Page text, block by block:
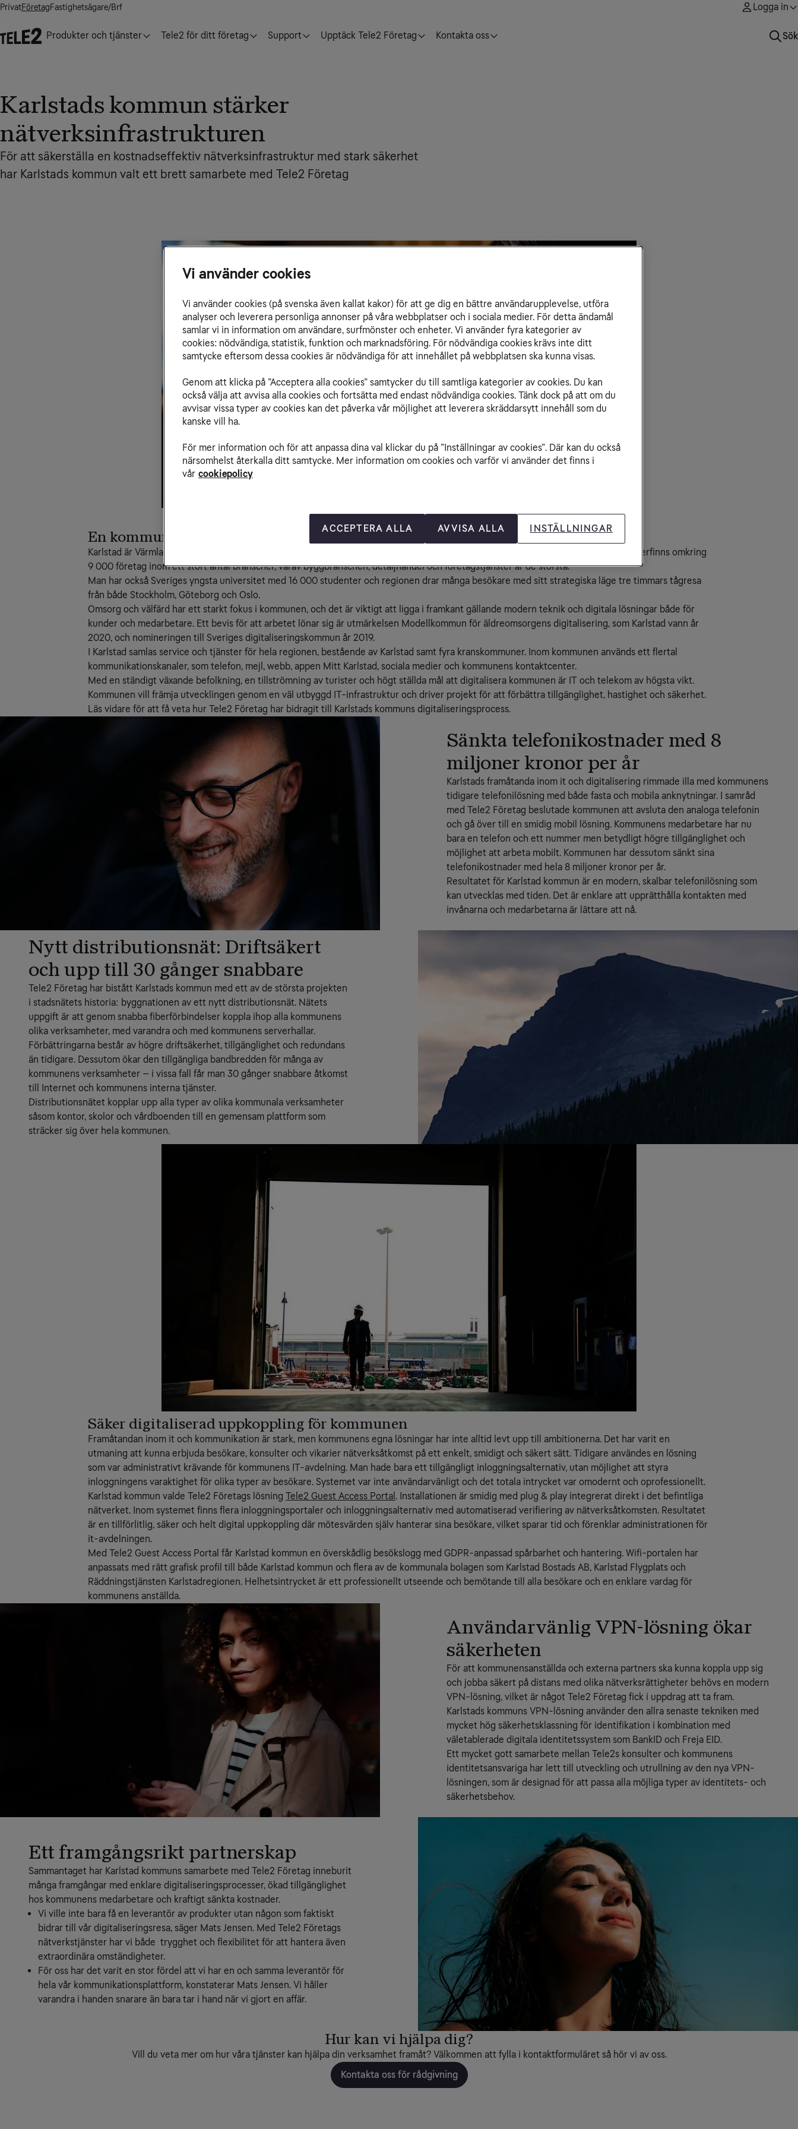
PrivatFöretagFastighetsägare/Brf Logga in
Produkter och tjänster Tele2 för ditt företag Support Upptäck Tele2 Företag Kontakta oss Sök
Karlstads kommun stärker
nätverksinfrastrukturen
För att säkerställa en kostnadseffektiv nätverksinfrastruktur med stark säkerhet
har Karlstads kommun valt ett brett samarbete med Tele2 Företag
En kommun i digitaliseringsresans framkant
Karlstad är Värmlands största stad, med knappt 95 000 invånare i kommunen och över 140 000 personer i Karlstadsregionen. Här återfinns omkring
9 000 företag inom ett stort antal branscher, varav byggbranschen, detaljhandel och företagstjänster är de största.
Man har också Sveriges yngsta universitet med 16 000 studenter och regionen drar många besökare med sitt strategiska läge tre timmars tågresa
från både Stockholm, Göteborg och Oslo.
Omsorg och välfärd har ett starkt fokus i kommunen, och det är viktigt att ligga i framkant gällande modern teknik och digitala lösningar både för
kunder och medarbetare. Ett bevis för att arbetet lönar sig är utmärkelsen Modellkommun för äldreomsorgens digitalisering, som Karlstad vann år
2020, och nomineringen till Sveriges digitaliseringskommun år 2019.
I Karlstad samlas service och tjänster för hela regionen, bestående av Karlstad samt fyra kranskommuner. Inom kommunen används ett flertal
kommunikationskanaler, som telefon, mejl, webb, appen Mitt Karlstad, sociala medier och kommunens kontaktcenter.
Med en ständigt växande befolkning, en tillströmning av turister och högt ställda mål att digitalisera kommunen är IT och telekom av högsta vikt.
Kommunen vill främja utvecklingen genom en väl utbyggd IT-infrastruktur och driver projekt för att förbättra tillgänglighet, hastighet och säkerhet.
Läs vidare för att få veta hur Tele2 Företag har bidragit till Karlstads kommuns digitaliseringsprocess.
Sänkta telefonikostnader med 8
miljoner kronor per år
Karlstads framåtanda inom it och digitalisering rimmade illa med kommunens
tidigare telefonilösning med både fasta och mobila anknytningar. I samråd
med Tele2 Företag beslutade kommunen att avsluta den analoga telefonin
och gå över till en smidig mobil lösning. Kommunens medarbetare har nu
bara en telefon och ett nummer men betydligt högre tillgänglighet och
möjlighet att arbeta mobilt. Kommunen har dessutom sänkt sina
telefonikostnader med hela 8 miljoner kronor per år.
Resultatet för Karlstad kommun är en modern, skalbar telefonilösning som
kan utvecklas med tiden. Det är enklare att upprätthålla kontakten med
invånarna och medarbetarna är lättare att nå.
Nytt distributionsnät: Driftsäkert
och upp till 30 gånger snabbare
Tele2 Företag har bistått Karlstads kommun med ett av de största projekten
i stadsnätets historia: byggnationen av ett nytt distributionsnät. Nätets
uppgift är att genom snabba fiberförbindelser koppla ihop alla kommunens
olika verksamheter, med varandra och med kommunens serverhallar.
Förbättringarna består av högre driftsäkerhet, tillgänglighet och redundans
än tidigare. Dessutom ökar den tillgängliga bandbredden för många av
kommunens verksamheter – i vissa fall får man 30 gånger snabbare åtkomst
till Internet och kommunens interna tjänster.
Distributionsnätet kopplar upp alla typer av olika kommunala verksamheter
såsom kontor, skolor och vårdboenden till en gemensam plattform som
sträcker sig över hela kommunen.
Säker digitaliserad uppkoppling för kommunen
Framåtandan inom it och kommunikation är stark, men kommunens egna lösningar har inte alltid levt upp till ambitionerna. Det har varit en
utmaning att kunna erbjuda besökare, konsulter och vikarier nätverksåtkomst på ett enkelt, smidigt och säkert sätt. Tidigare användes en lösning
som var administrativt krävande för kommunens IT-avdelning. Man hade bara ett tillgängligt inloggningsalternativ, utan möjlighet att styra
inloggningens varaktighet för olika typer av besökare. Systemet var inte användarvänligt och det totala intrycket var omodernt och oprofessionellt.
Karlstad kommun valde Tele2 Företags lösning Tele2 Guest Access Portal . Installationen är smidig med plug & play integrerat direkt i det befintliga
nätverket. Inom systemet finns flera inloggningsportaler och inloggningsalternativ med automatiserad verifiering av nätverksåtkomsten. Resultatet
är en tillförlitlig, säker och helt digital uppkoppling där mötesvärden själv hanterar sina besökare, vilket sparar tid och förenklar administrationen för
it-avdelningen.
Med Tele2 Guest Access Portal får Karlstad kommun en överskådlig besökslogg med GDPR-anpassad spårbarhet och hantering. Wifi-portalen har
anpassats med rätt grafisk profil till både Karlstad kommun och flera av de kommunala bolagen som Karlstad Bostads AB, Karlstad Flygplats och
Räddningstjänsten Karlstadregionen. Helhetsintrycket är ett professionellt utseende och bemötande till alla besökare och en enklare vardag för
kommunens anställda.
Användarvänlig VPN-lösning ökar
säkerheten
För att kommunensanställda och externa partners ska kunna koppla upp sig
och jobba säkert på distans med olika nätverksrättigheter behövs en modern
VPN-lösning, vilket är något Tele2 Företag fick i uppdrag att ta fram.
Karlstads kommuns VPN-lösning använder den allra senaste tekniken med
mycket hög säkerhetsklassning för identifikation i kombination med
väletablerade digitala identitetssystem som BankID och Freja EID.
Ett mycket gott samarbete mellan Tele2s konsulter och kommunens
identitetsansvariga har lett till utveckling och utrullning av den nya VPN-
lösningen, som är designad för att passa alla möjliga typer av identitets- och
säkerhetsbehov.
Ett framgångsrikt partnerskap
Sammantaget har Karlstad kommuns samarbete med Tele2 Företag inneburit
många framgångar med enklare digitaliseringsprocesser, ökad tillgänglighet
hos kommunens medarbetare och kraftigt sänkta kostnader.
Vi ville inte bara få en leverantör av produkter utan någon som faktiskt
bidrar till vår digitaliseringsresa, säger Mats Jensen. Med Tele2 Företags
nätverkstjänster har vi både  trygghet och flexibilitet för att hantera även
extraordinära omständigheter.
För oss har det varit en stor fördel att vi har en och samma leverantör för
hela vår kommunikationsplattform, konstaterar Mats Jensen. Vi håller
varandra i handen snarare än bara tar i hand när vi gjort en affär.
Hur kan vi hjälpa dig?
Vill du veta mer om hur våra tjänster kan hjälpa din verksamhet framåt? Välkommen att fylla i kontaktformuläret så hör vi av oss.
Kontakta oss för rådgivning
Vi använder cookies
Vi använder cookies (på svenska även kallat kakor) för att ge dig en bättre användarupplevelse, utföra
analyser och leverera personliga annonser på våra webbplatser och i sociala medier. För detta ändamål
samlar vi in information om användare, surfmönster och enheter. Vi använder fyra kategorier av
cookies: nödvändiga, statistik, funktion och marknadsföring. För nödvändiga cookies krävs inte ditt
samtycke eftersom dessa cookies är nödvändiga för att innehållet på webbplatsen ska kunna visas.
Genom att klicka på ”Acceptera alla cookies” samtycker du till samtliga kategorier av cookies. Du kan
också välja att avvisa alla cookies och fortsätta med endast nödvändiga cookies. Tänk dock på att om du
avvisar vissa typer av cookies kan det påverka vår möjlighet att leverera skräddarsytt innehåll som du
kanske vill ha.
För mer information och för att anpassa dina val klickar du på ”Inställningar av cookies”. Där kan du också
närsomhelst återkalla ditt samtycke. Mer information om cookies och varför vi använder det finns i
vår cookiepolicy
ACCEPTERA ALLA AVVISA ALLA INSTÄLLNINGAR